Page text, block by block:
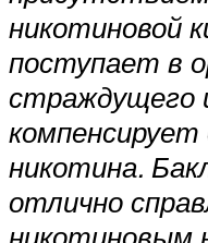
никотиновой
поступает в
страждущего
никотина.
отлично